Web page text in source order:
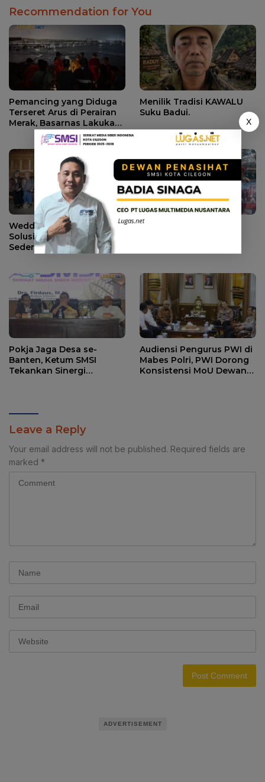
Recommendation for You
Pemancing yang Diduga
Terseret Arus di Perairan
Merak, Basarnas Lakukan
Pencarian.
Menilik Tradisi KAWALU
Suku Badui.
Wedding Intimate Jadi
Solusi Tren Nikah
Sederhana Ala Gen Z
Ada Apa Warga Minta
Pokja Jaga Desa se-
Banten, Ketum SMSI
Tekankan Sinergi
Audiensi Pengurus PWI di
Mabes Polri, PWI Dorong
Konsistensi MoU Dewan
Leave a Reply
Your email address will not be published. Required fields are
marked *
ADVERTISEMENT
X